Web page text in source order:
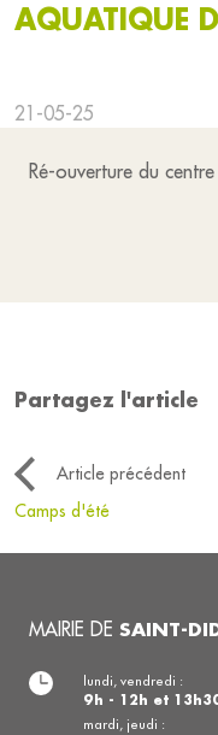
AQUATIQUE
21-05-25
Ré-ouverture du
Partagez l'article
Article précédent
Camps d'été
MAIRIE DE SAINT-
lundi, vendredi :
9h - 12h et
mardi, jeudi :